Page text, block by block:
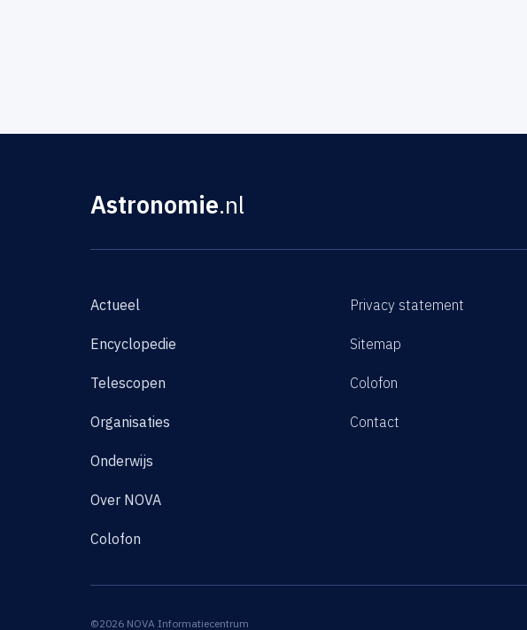
Astronomie.nl
Actueel
Encyclopedie
Telescopen
Organisaties
Onderwijs
Over NOVA
Colofon
Privacy statement
Sitemap
Colofon
Contact
©2026 NOVA Informatiecentrum